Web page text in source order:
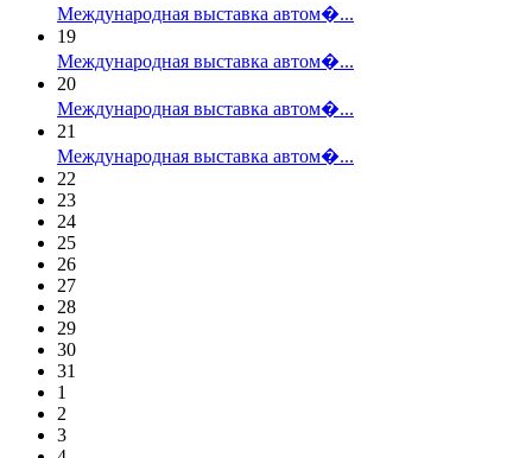
Международная выставка автом�...
19
Международная выставка автом�...
20
Международная выставка автом�...
21
Международная выставка автом�...
22
23
24
25
26
27
28
29
30
31
1
2
3